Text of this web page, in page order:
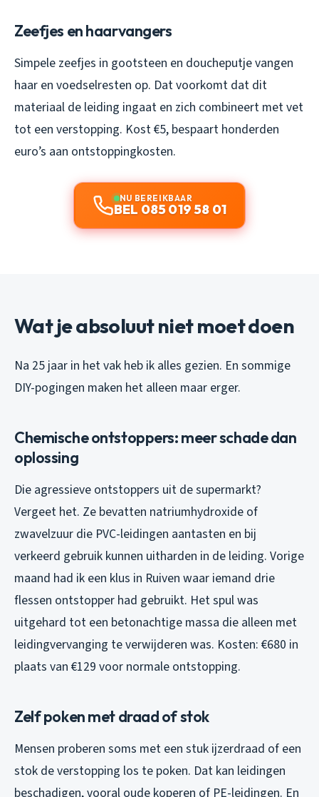
Zeefjes en haarvangers
Simpele zeefjes in gootsteen en doucheputje vangen
haar en voedselresten op. Dat voorkomt dat dit
materiaal de leiding ingaat en zich combineert met vet
tot een verstopping. Kost €5, bespaart honderden
euro’s aan ontstoppingkosten.
NU BEREIKBAAR
BEL 085 019 58 01
Wat je absoluut niet moet doen
Na 25 jaar in het vak heb ik alles gezien. En sommige
DIY-pogingen maken het alleen maar erger.
Chemische ontstoppers: meer schade dan
oplossing
Die agressieve ontstoppers uit de supermarkt?
Vergeet het. Ze bevatten natriumhydroxide of
zwavelzuur die PVC-leidingen aantasten en bij
verkeerd gebruik kunnen uitharden in de leiding. Vorige
maand had ik een klus in Ruiven waar iemand drie
flessen ontstopper had gebruikt. Het spul was
uitgehard tot een betonachtige massa die alleen met
leidingvervanging te verwijderen was. Kosten: €680 in
plaats van €129 voor normale ontstopping.
Zelf poken met draad of stok
Mensen proberen soms met een stuk ijzerdraad of een
stok de verstopping los te poken. Dat kan leidingen
beschadigen, vooral oude koperen of PE-leidingen. En